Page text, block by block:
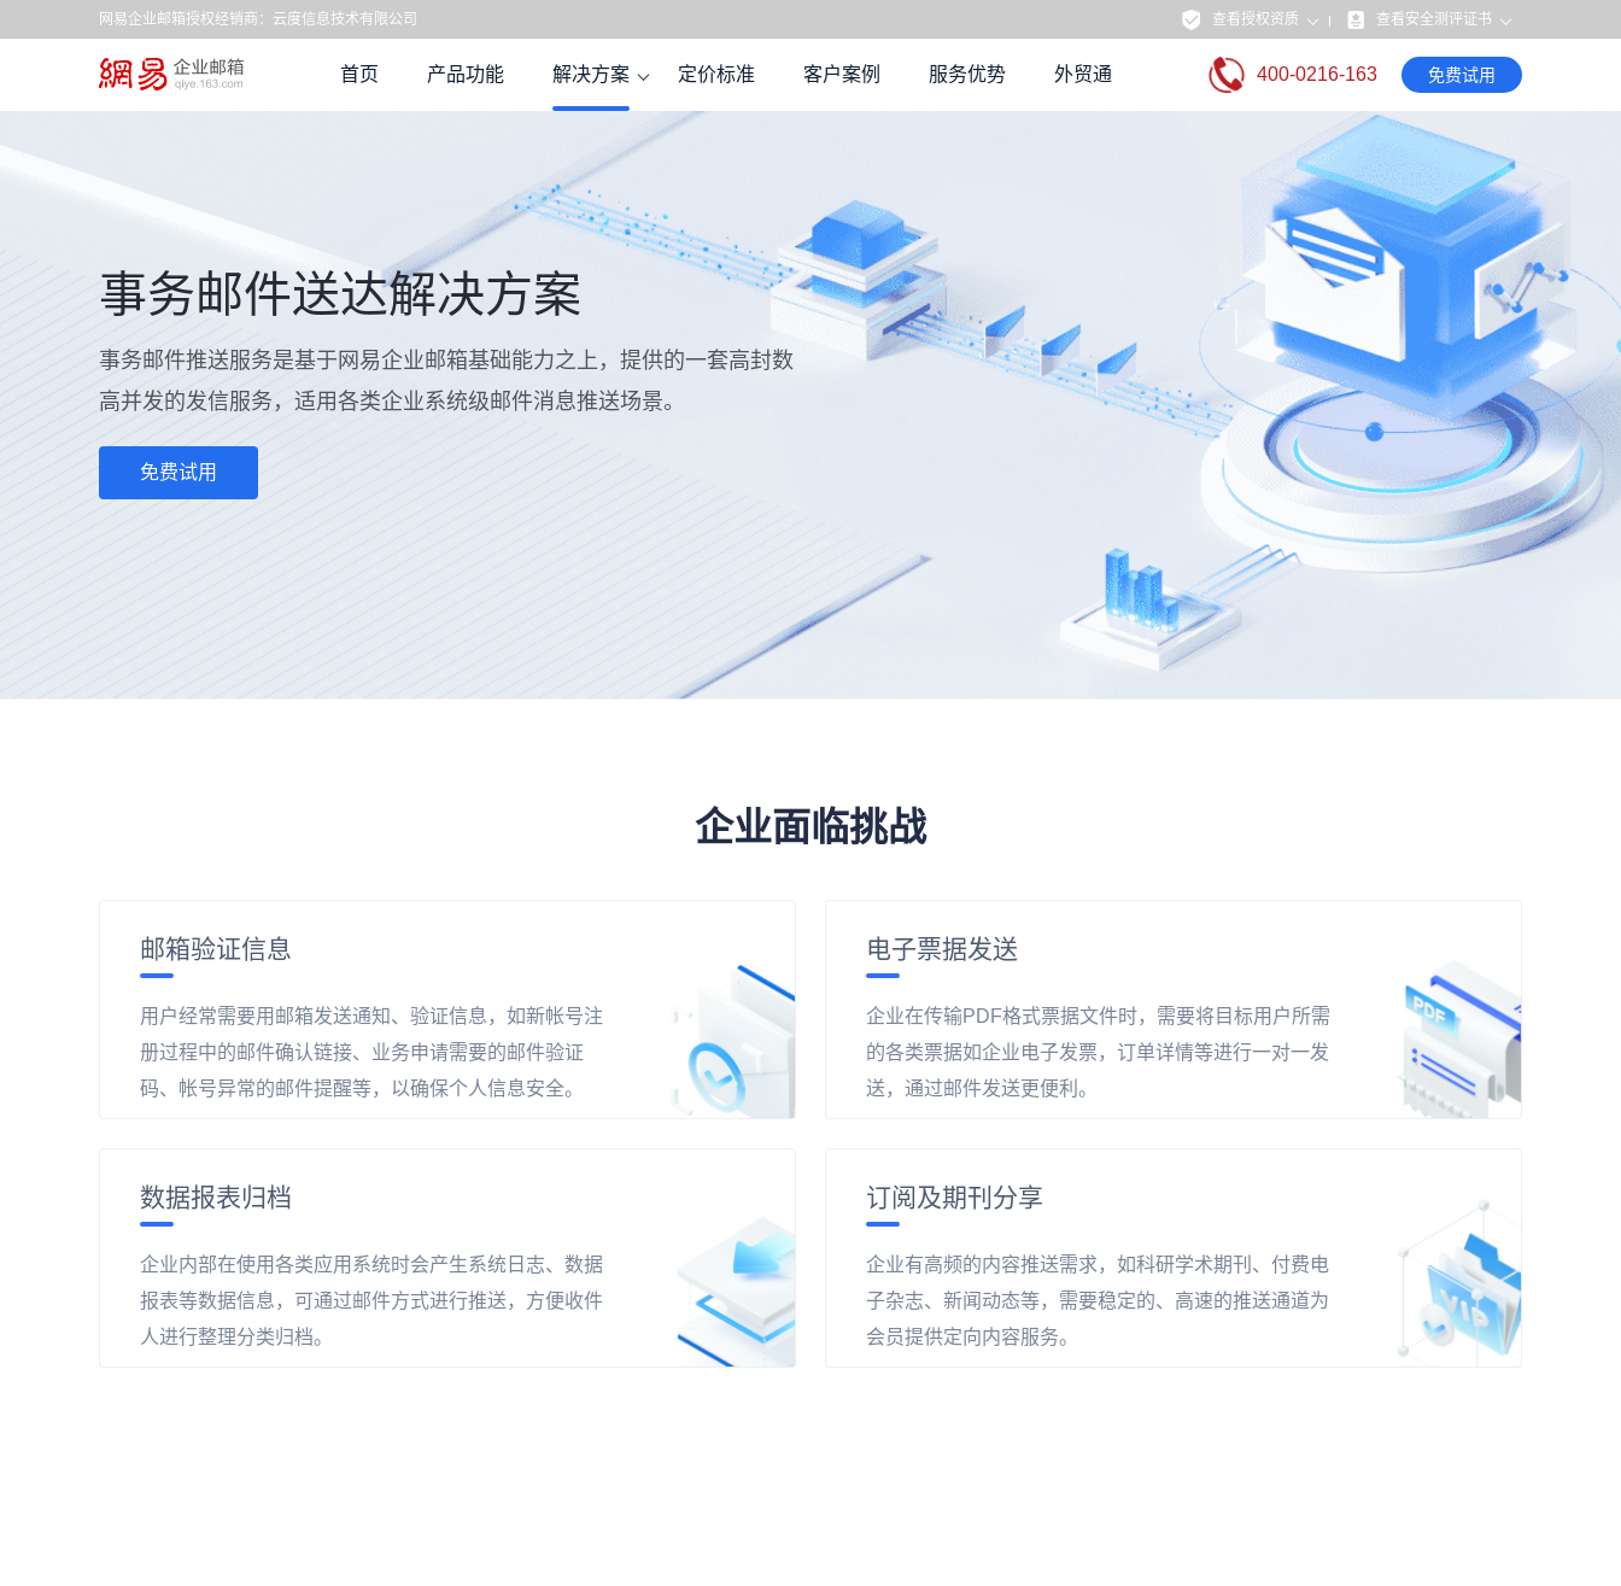
网易企业邮箱授权经销商：云度信息技术有限公司 查看授权资质 查看安全测评证书
首页 产品功能 解决方案 定价标准 客户案例 服务优势 外贸通 400-0216-163 免费试用
事务邮件送达解决方案
事务邮件推送服务是基于网易企业邮箱基础能力之上，提供的一套高封数
高并发的发信服务，适用各类企业系统级邮件消息推送场景。
免费试用
企业面临挑战
邮箱验证信息
用户经常需要用邮箱发送通知、验证信息，如新帐号注
册过程中的邮件确认链接、业务申请需要的邮件验证
码、帐号异常的邮件提醒等，以确保个人信息安全。
电子票据发送
企业在传输PDF格式票据文件时，需要将目标用户所需
的各类票据如企业电子发票，订单详情等进行一对一发
送，通过邮件发送更便利。
数据报表归档
企业内部在使用各类应用系统时会产生系统日志、数据
报表等数据信息，可通过邮件方式进行推送，方便收件
人进行整理分类归档。
订阅及期刊分享
企业有高频的内容推送需求，如科研学术期刊、付费电
子杂志、新闻动态等，需要稳定的、高速的推送通道为
会员提供定向内容服务。